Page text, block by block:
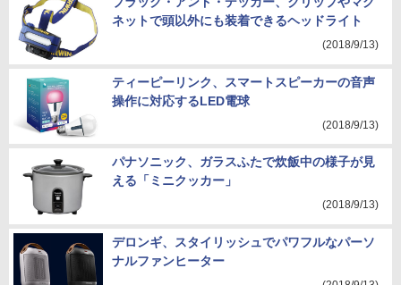
ネットで頭以外にも装着できるヘッドライト
(2018/9/13)
ティーピーリンク、スマートスピーカーの音声
操作に対応するLED電球
(2018/9/13)
パナソニック、ガラスふたで炊飯中の様子が見
える「ミニクッカー」
(2018/9/13)
デロンギ、スタイリッシュでパワフルなパーソ
ナルファンヒーター